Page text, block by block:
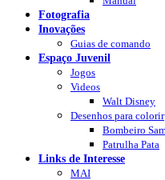
Fotografia
Inovações
Guias de comando
Espaço Juvenil
Jogos
Videos
Walt Disney
Desenhos para colorir
Bombeiro
Patrulha Pata
Links de Interesse
MAI